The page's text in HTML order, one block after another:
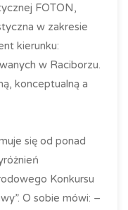
FOTON,
w zakresie
kierunku:
w Raciborzu.
konceptualną a
się od ponad
Konkursu
O sobie mówi: –